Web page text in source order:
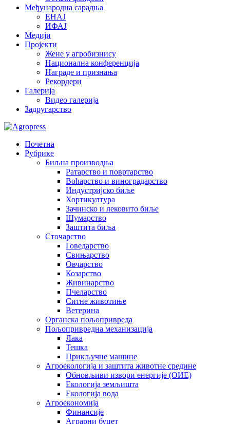
Међународна сарадња
ЕНАЈ
ИФАЈ
Медији
Пројекти
Жене у агробизнису
Национална конференција
Награде и признања
Рекордери
Галерија
Видео галерија
Задругарство
Почетна
Рубрике
Биљна производња
Ратарство и повртарство
Воћарство и виноградарство
Индустријско биље
Хортикултура
Зачинско и лековито биље
Шумарство
Заштита биља
Сточарство
Говедарство
Свињарство
Овчарство
Козарство
Живинарство
Пчеларство
Ситне животиње
Ветерина
Органска пољопривреда
Пољопривредна механизација
Лака
Тешка
Прикључне машине
Агроекологија и заштита животне средине
Обновљиви извори енергије (ОИЕ)
Екологија земљишта
Екологија вода
Агроекономија
Финансије
Аграрни буџет